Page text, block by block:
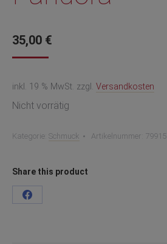
35,00 €
inkl. 19 % MwSt. zzgl. Versandkosten
Nicht vorrätig
Kategorie: Schmuck Artikelnummer:
Share this product
Teilen